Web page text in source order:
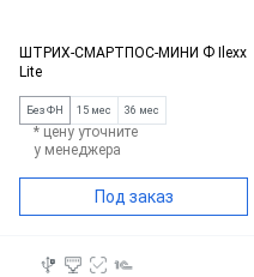
ШТРИХ-СМАРТПОС-МИНИ Ф Ilexx
Lite
Без ФН 15 мес 36 мес
* цену уточните
у менеджера
Под заказ